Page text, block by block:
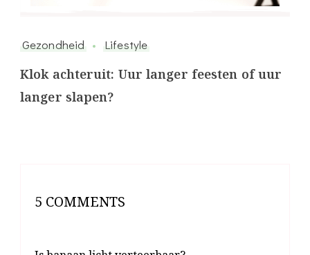
Gezondheid Lifestyle
Klok achteruit: Uur langer feesten of uur
langer slapen?
5 COMMENTS